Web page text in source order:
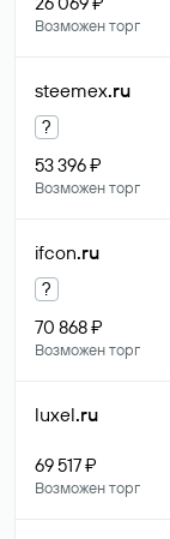
Возможен торг
steemex.ru
?
53 396 ₽
Возможен торг
ifcon.ru
?
70 868 ₽
Возможен торг
luxel.ru
69 517 ₽
Возможен торг